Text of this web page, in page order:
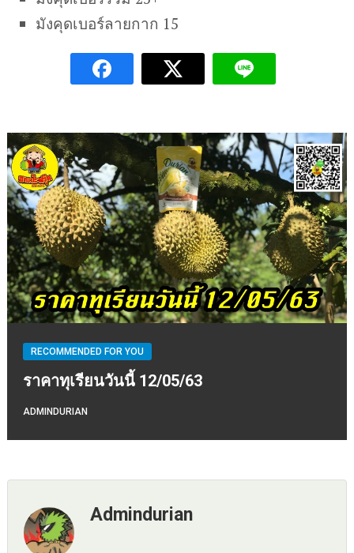
มังคุดเบอร์ลายกาก 15
RECOMMENDED FOR YOU
ราคาทุเรียนวันนี้ 12/05/63
ADMINDURIAN
Admindurian